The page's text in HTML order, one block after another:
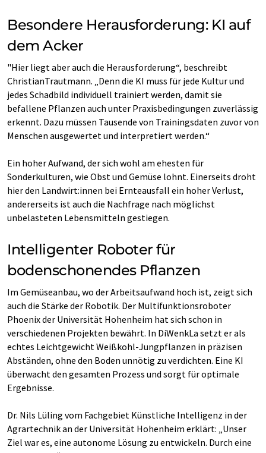
Besondere Herausforderung: KI auf
dem Acker
"Hier liegt aber auch die Herausforderung“, beschreibt
ChristianTrautmann. „Denn die KI muss für jede Kultur und
jedes Schadbild individuell trainiert werden, damit sie
befallene Pflanzen auch unter Praxisbedingungen zuverlässig
erkennt. Dazu müssen Tausende von Trainingsdaten zuvor von
Menschen ausgewertet und interpretiert werden.“
Ein hoher Aufwand, der sich wohl am ehesten für
Sonderkulturen, wie Obst und Gemüse lohnt. Einerseits droht
hier den Landwirt:innen bei Ernteausfall ein hoher Verlust,
andererseits ist auch die Nachfrage nach möglichst
unbelasteten Lebensmitteln gestiegen.
Intelligenter Roboter für
bodenschonendes Pflanzen
Im Gemüseanbau, wo der Arbeitsaufwand hoch ist, zeigt sich
auch die Stärke der Robotik. Der Multifunktionsroboter
Phoenix der Universität Hohenheim hat sich schon in
verschiedenen Projekten bewährt. In DiWenkLa setzt er als
echtes Leichtgewicht Weißkohl-Jungpflanzen in präzisen
Abständen, ohne den Boden unnötig zu verdichten. Eine KI
überwacht den gesamten Prozess und sorgt für optimale
Ergebnisse.
Dr. Nils Lüling vom Fachgebiet Künstliche Intelligenz in der
Agrartechnik an der Universität Hohenheim erklärt: „Unser
Ziel war es, eine autonome Lösung zu entwickeln. Durch eine